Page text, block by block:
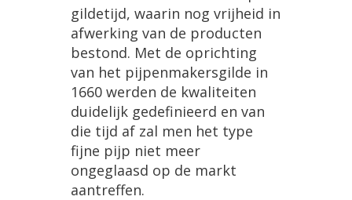
gildetijd, waarin nog vrijheid in
afwerking van de producten
bestond. Met de oprichting
van het pijpenmakersgilde in
1660 werden de kwaliteiten
duidelijk gedefinieerd en van
die tijd af zal men het type
fijne pijp niet meer
ongeglaasd op de markt
aantreffen.